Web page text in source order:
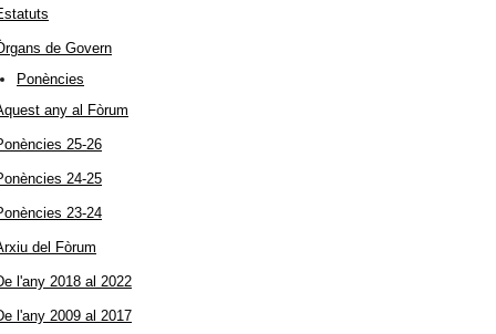
de Govern
Ponències
any al Fòrum
25-26
24-25
23-24
del Fòrum
l'any 2018 al 2022
l'any 2009 al 2017